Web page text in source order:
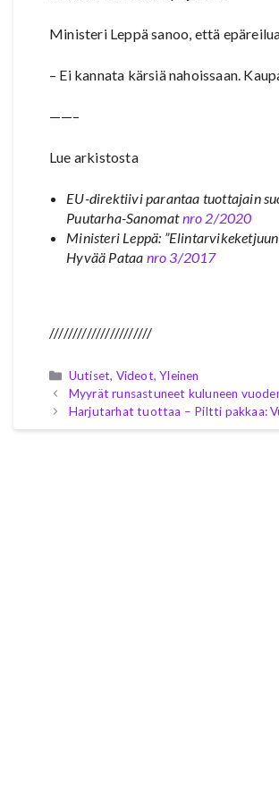
Ministeri Leppä sanoo, että
– Ei kannata kärsiä nahoissaan.
——–
Lue arkistosta
EU-direktiivi parantaa tuottajain
Puutarha-Sanomatnro 2/2020
Ministeri Leppä:
Hyvää Pataa nro 3/2017
//////////////////////
Kategoriat
Uutiset, Videot,Yleinen
Myyrät runsastuneet kuluneen
Harjutarhat tuottaa – Piltti pakkaa: